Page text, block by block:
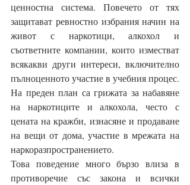
ценностна система. Повечето от тях
защитават ревностно избрания начин на
живот с наркотици, алкохол и
съответните компании, които изместват
всякакви други интереси, включително
пълноценното участие в учебния процес.
На преден план са грижата за набавяне
на наркотиците и алкохола, често с
цената на кражби, изнасяне и продаване
на вещи от дома, участие в мрежата на
наркоразпространението.
Това поведение много бързо влиза в
противоречие със закона и всички